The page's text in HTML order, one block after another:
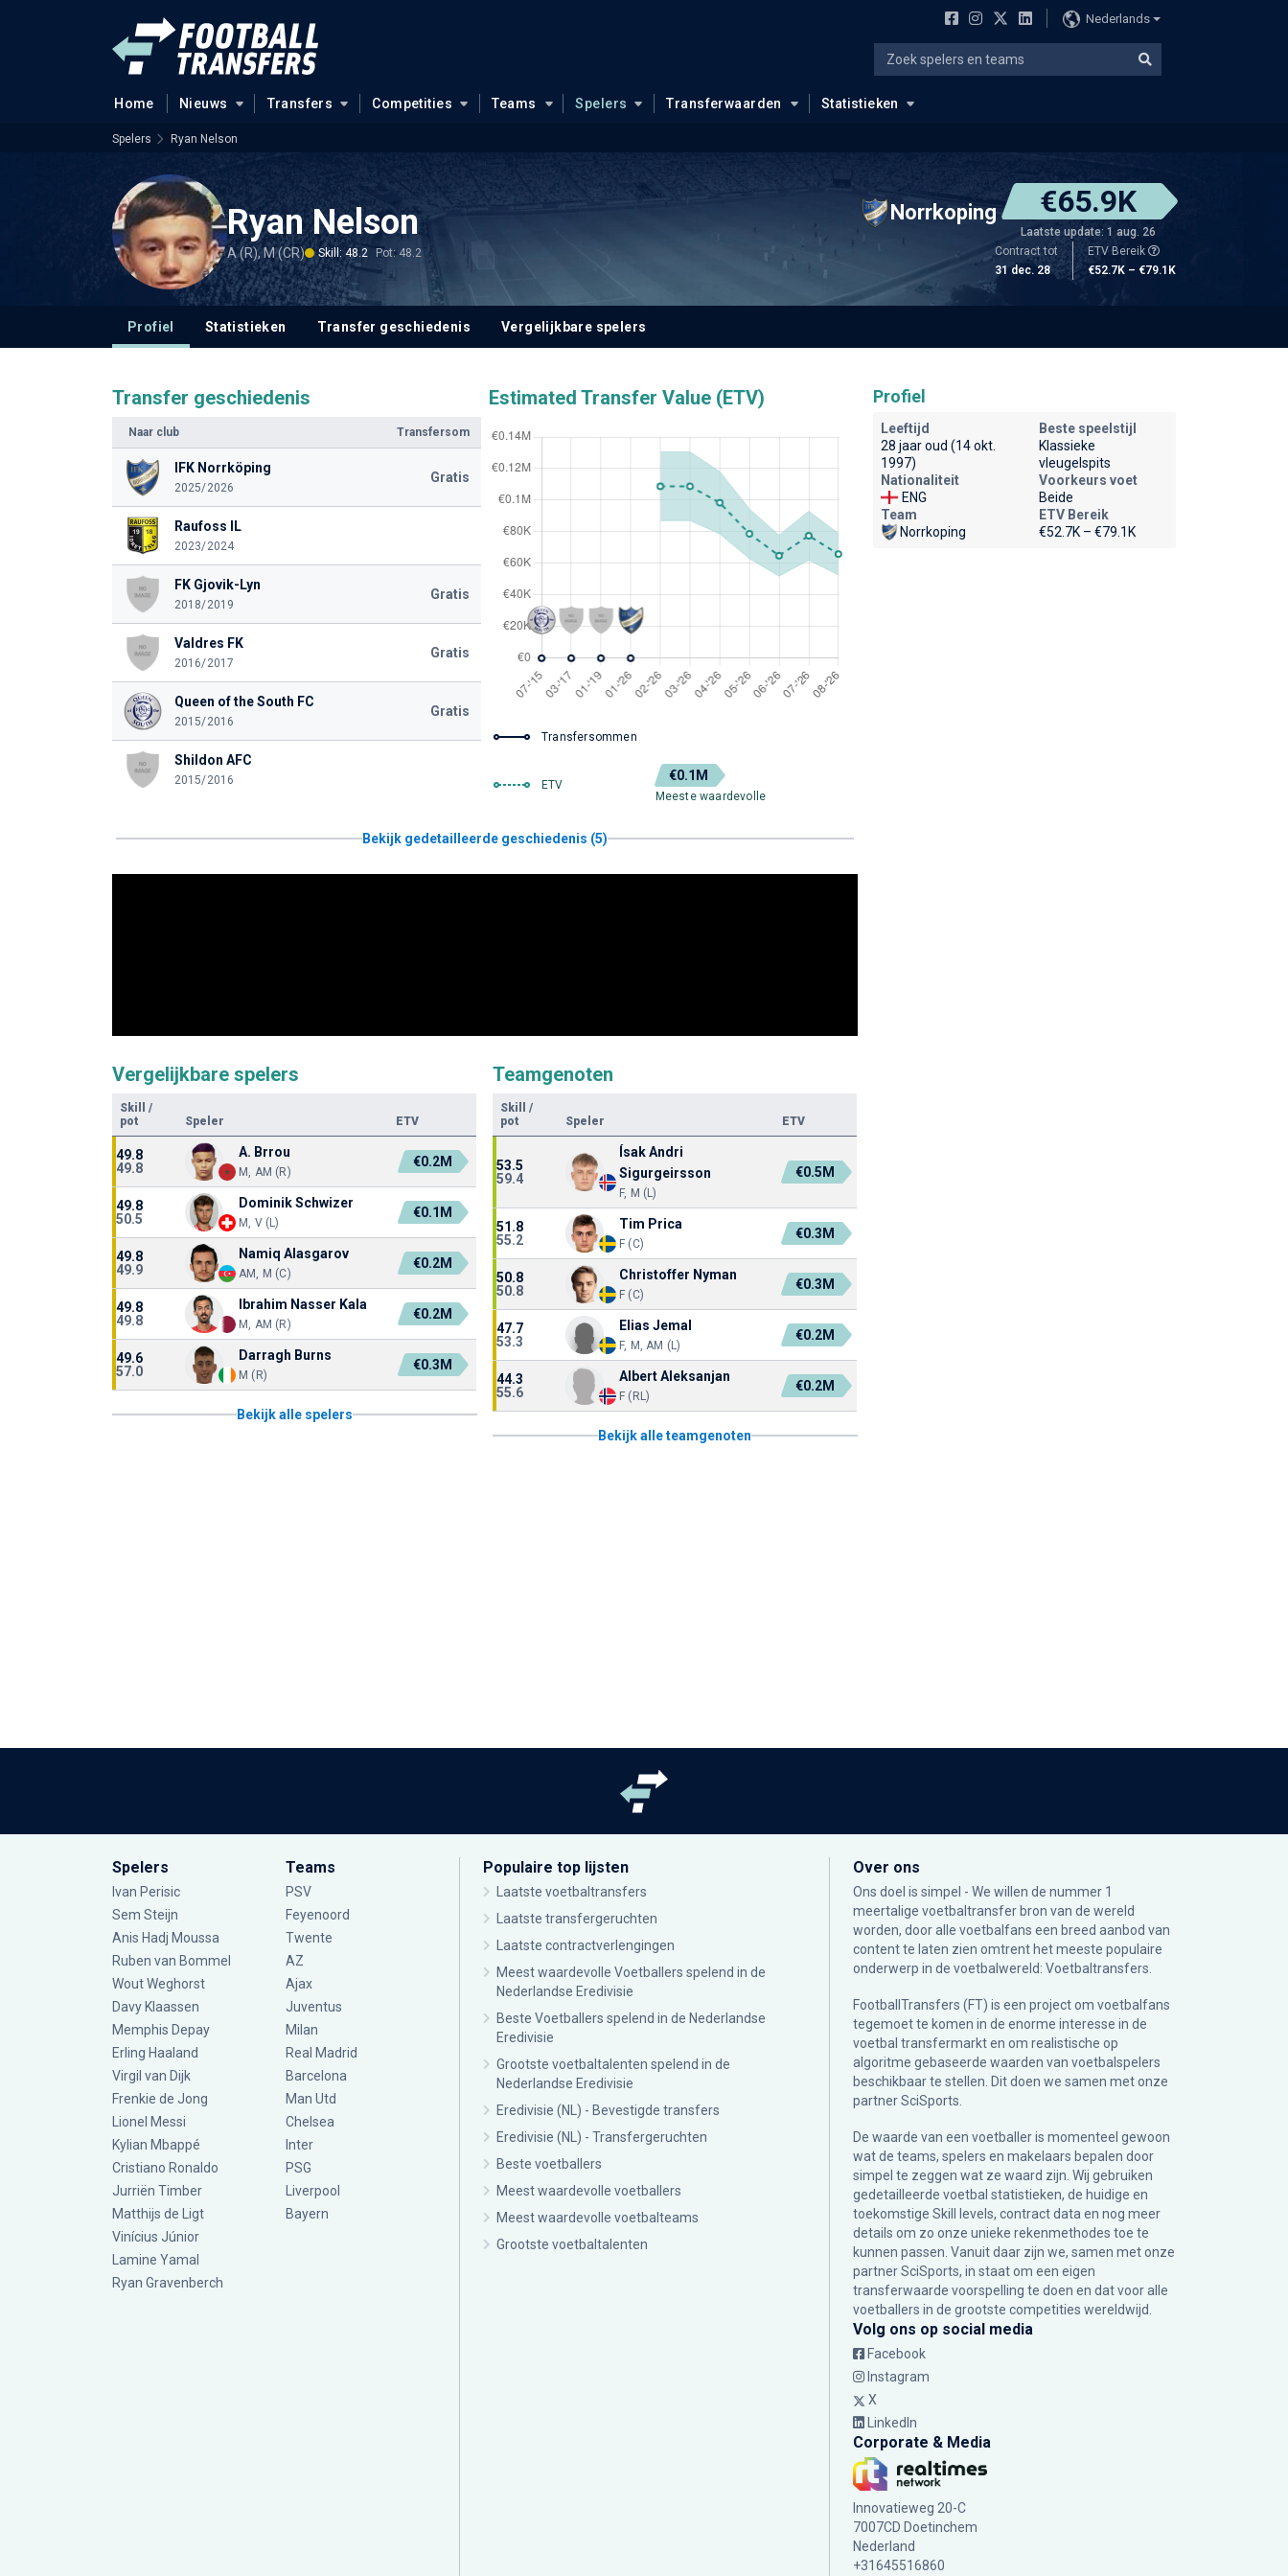
Nederlands
Home Nieuws Transfers Competities Teams Spelers Transferwaarden Statistieken
Spelers Ryan Nelson
Ryan Nelson
A (R), M (CR) Skill: 48.2 Pot: 48.2
Norrkoping €65.9K
Laatste update: 1 aug. 26
Contract tot
31 dec. 28
ETV Bereik
€52.7K – €79.1K
Profiel Statistieken Transfer geschiedenis Vergelijkbare spelers
Transfer geschiedenis
Naar club Transfersom
IFK Norrköping
2025/2026
Gratis
Raufoss IL
2023/2024
FK Gjovik-Lyn
2018/2019
Gratis
Valdres FK
2016/2017
Gratis
Queen of the South FC
2015/2016
Gratis
Shildon AFC
2015/2016
Estimated Transfer Value (ETV)
Transfersommen
ETV
€0.1M
Meeste waardevolle
Bekijk gedetailleerde geschiedenis (5)
Vergelijkbare spelers
Skill
/
pot
Speler ETV
49.8
49.8
A. Brrou
M, AM (R)
€0.2M
49.8
50.5
Dominik Schwizer
M, V (L)
€0.1M
49.8
49.9
Namiq Alasgarov
AM, M (C)
€0.2M
49.8
49.8
Ibrahim Nasser Kala
M, AM (R)
€0.2M
49.6
57.0
Darragh Burns
M (R)
€0.3M
Bekijk alle spelers
Teamgenoten
Skill
/
pot
Speler ETV
53.5
59.4
Ísak Andri
Sigurgeirsson
F, M (L)
€0.5M
51.8
55.2
Tim Prica
F (C)
€0.3M
50.8
50.8
Christoffer Nyman
F (C)
€0.3M
47.7
53.3
Elias Jemal
F, M, AM (L)
€0.2M
44.3
55.6
Albert Aleksanjan
F (RL)
€0.2M
Bekijk alle teamgenoten
Profiel
Leeftijd
28 jaar oud (14 okt.
1997)
Beste speelstijl
Klassieke
vleugelspits
Nationaliteit
ENG
Voorkeurs voet
Beide
Team
Norrkoping
ETV Bereik
€52.7K – €79.1K
Spelers
Ivan Perisic
Sem Steijn
Anis Hadj Moussa
Ruben van Bommel
Wout Weghorst
Davy Klaassen
Memphis Depay
Erling Haaland
Virgil van Dijk
Frenkie de Jong
Lionel Messi
Kylian Mbappé
Cristiano Ronaldo
Jurriën Timber
Matthijs de Ligt
Vinícius Júnior
Lamine Yamal
Ryan Gravenberch
Teams
PSV
Feyenoord
Twente
AZ
Ajax
Juventus
Milan
Real Madrid
Barcelona
Man Utd
Chelsea
Inter
PSG
Liverpool
Bayern
Populaire top lijsten
Laatste voetbaltransfers
Laatste transfergeruchten
Laatste contractverlengingen
Meest waardevolle Voetballers spelend in de
Nederlandse Eredivisie
Beste Voetballers spelend in de Nederlandse
Eredivisie
Grootste voetbaltalenten spelend in de
Nederlandse Eredivisie
Eredivisie (NL) - Bevestigde transfers
Eredivisie (NL) - Transfergeruchten
Beste voetballers
Meest waardevolle voetballers
Meest waardevolle voetbalteams
Grootste voetbaltalenten
Over ons
Ons doel is simpel - We willen de nummer 1
meertalige voetbaltransfer bron van de wereld
worden, door alle voetbalfans een breed aanbod van
content te laten zien omtrent het meeste populaire
onderwerp in de voetbalwereld: Voetbaltransfers.
FootballTransfers (FT) is een project om voetbalfans
tegemoet te komen in de enorme interesse in de
voetbal transfermarkt en om realistische op
algoritme gebaseerde waarden van voetbalspelers
beschikbaar te stellen. Dit doen we samen met onze
partnerSciSports
De waarde van een voetballer is momenteel gewoon
wat de teams, spelers en makelaars bepalen door
simpel te zeggen wat ze waard zijn. Wij gebruiken
gedetailleerde voetbal statistieken, de huidige en
toekomstige Skill levels, contract data en nog meer
details om zo onze unieke rekenmethodes toe te
kunnen passen. Vanuit daar zijn we, samen met onze
partner SciSports, in staat om een eigen
transferwaarde voorspelling te doen en dat voor alle
voetballers in de grootste competities wereldwijd.
Volg ons op social media
Facebook
Instagram
X
LinkedIn
Corporate & Media
Innovatieweg 20-C
7007CD Doetinchem
Nederland
+31645516860